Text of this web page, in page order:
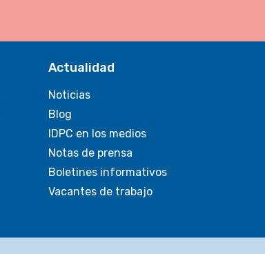
Actualidad
Noticias
Blog
IDPC en los medios
Notas de prensa
Boletines informativos
Vacantes de trabajo